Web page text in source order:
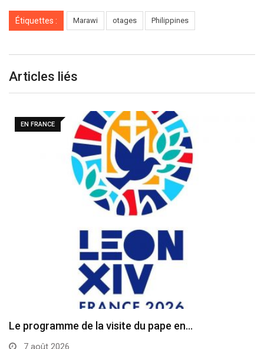
Étiquettes : Marawi otages Philippines
Articles liés
DANS LE MONDE
Diocèse de Laredo: une messe célébrée pour la…
7 août 2026